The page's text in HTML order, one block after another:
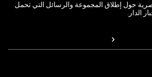
حول إطلاق المجموعة والرسائل التي تحمل
الدار.